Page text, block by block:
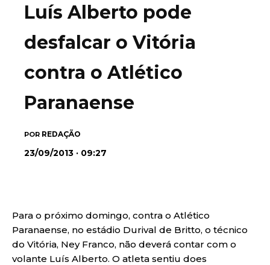
Luís Alberto pode
desfalcar o Vitória
contra o Atlético
Paranaense
POR REDAÇÃO
23/09/2013 · 09:27
Para o próximo domingo, contra o Atlético
Paranaense, no estádio Durival de Britto, o técnico
do Vitória, Ney Franco, não deverá contar com o
volante Luís Alberto. O atleta sentiu does